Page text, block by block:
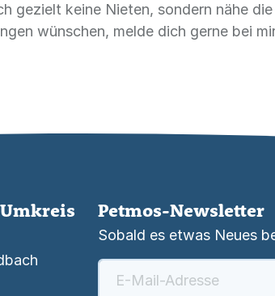
gezielt keine Nieten, sondern nähe
wünschen, melde dich gerne bei
Petmos-Newsletter
Sobald es etwas Neues